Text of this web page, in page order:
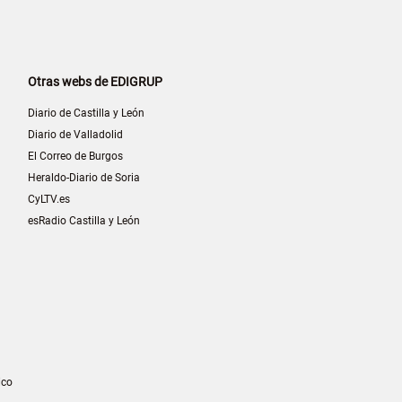
Otras webs de EDIGRUP
Diario de Castilla y León
Diario de Valladolid
El Correo de Burgos
Heraldo-Diario de Soria
CyLTV.es
esRadio Castilla y León